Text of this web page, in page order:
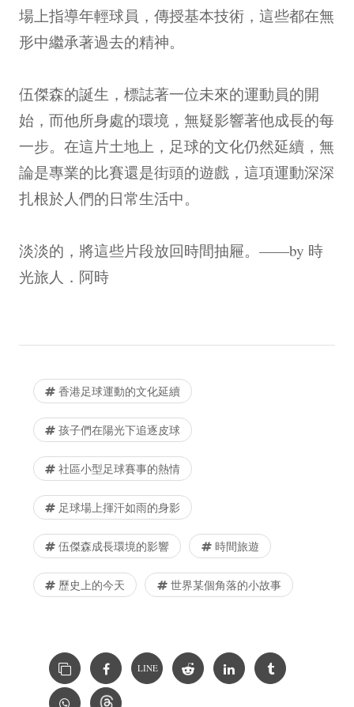
場上指導年輕球員，傳授基本技術，這些都在無
形中繼承著過去的精神。
伍傑森的誕生，標誌著一位未來的運動員的開
始，而他所身處的環境，無疑影響著他成長的每
一步。在這片土地上，足球的文化仍然延續，無
論是專業的比賽還是街頭的遊戲，這項運動深深
扎根於人們的日常生活中。
淡淡的，將這些片段放回時間抽屜。——by 時
光旅人．阿時
香港足球運動的文化延續
孩子們在陽光下追逐皮球
社區小型足球賽事的熱情
足球場上揮汗如雨的身影
伍傑森成長環境的影響 時間旅遊
歷史上的今天 世界某個角落的小故事
LINE